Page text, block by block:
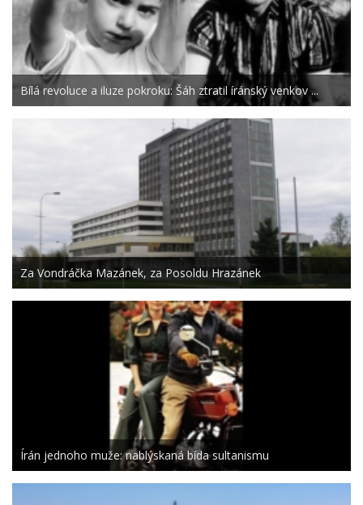
Bílá revoluce a iluze pokroku: Šáh ztratil íránský venkov ...
Za Vondráčka Mazánek, za Posoldu Hrazánek
Írán jednoho muže: nablýskaná bída sultanismu